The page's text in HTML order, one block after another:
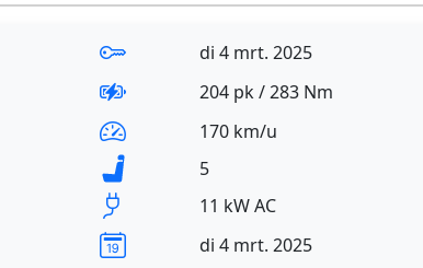
di 4 mrt. 2025
204 pk / 283 Nm
170 km/u
5
11 kW AC
di 4 mrt. 2025